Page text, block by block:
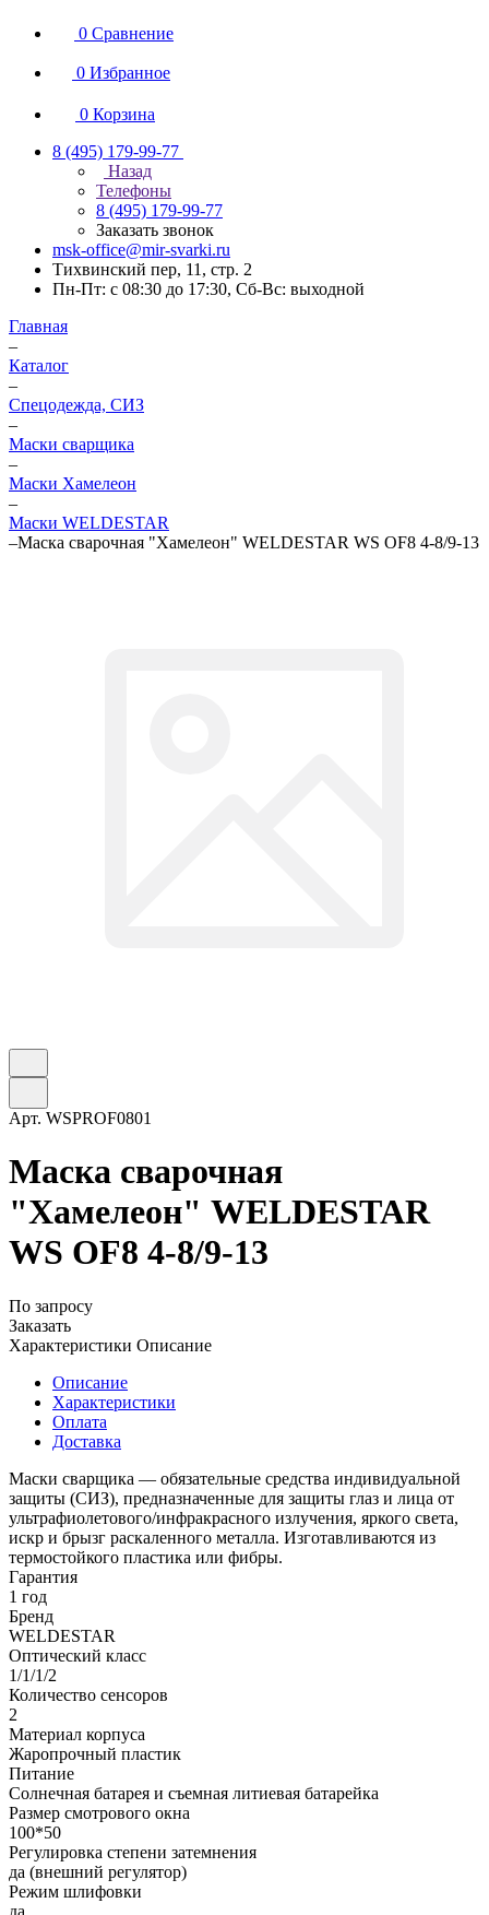
0 Сравнение
0 Избранное
0 Корзина
8 (495) 179-99-77
Назад
Телефоны
8 (495) 179-99-77
Заказать звонок
msk-office@mir-svarki.ru
Тихвинский пер, 11, стр. 2
Пн-Пт: с 08:30 до 17:30, Сб-Вс: выходной
Главная
–
Каталог
–
Спецодежда, СИЗ
–
Маски сварщика
–
Маски Хамелеон
–
Маски WELDESTAR
–Маска сварочная "Хамелеон" WELDESTAR WS OF8 4-8/9-13
Арт. WSPROF0801
Маска сварочная
"Хамелеон" WELDESTAR
WS OF8 4-8/9-13
По запросу
Заказать
Характеристики Описание
Описание
Характеристики
Оплата
Доставка
Маски сварщика — обязательные средства индивидуальной
защиты (СИЗ), предназначенные для защиты глаз и лица от
ультрафиолетового/инфракрасного излучения, яркого света,
искр и брызг раскаленного металла. Изготавливаются из
термостойкого пластика или фибры.
Гарантия
1 год
Бренд
WELDESTAR
Оптический класс
1/1/1/2
Количество сенсоров
2
Материал корпуса
Жаропрочный пластик
Питание
Солнечная батарея и съемная литиевая батарейка
Размер смотрового окна
100*50
Регулировка степени затемнения
да (внешний регулятор)
Режим шлифовки
да